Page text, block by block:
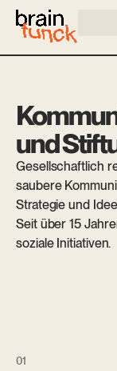
und
Gesellschaftlich
saubere
Strategie und
Seit über 15
soziale Initiativen.